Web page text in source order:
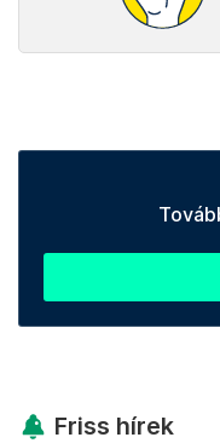
Friss hírek